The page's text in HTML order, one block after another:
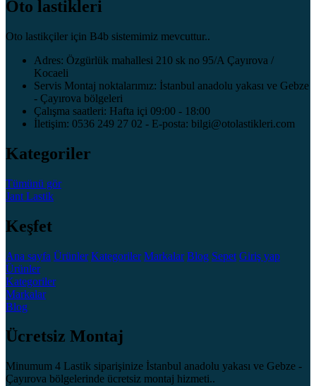
Oto lastikleri
Oto lastikçiler için B4b sistemimiz mevcuttur..
Adres: Özgürlük mahallesi 210 sk no 95/A Çayırova /
Kocaeli
Servis Montaj noktalarımız: İstanbul anadolu yakası ve Gebze
- Çayırova bölgeleri
Çalışma saatleri: Hafta içi 09:00 - 18:00
İletişim: 0536 249 27 02 - E-posta: bilgi@otolastikleri.com
Kategoriler
Tümünü gör
Jant Lastik
Keşfet
Ana sayfa Ürünler Kategoriler Markalar Blog Sepet Giriş yap
Ürünler
Kategoriler
Markalar
Blog
Ücretsiz Montaj
Minumum 4 Lastik siparişinize İstanbul anadolu yakası ve Gebze -
Çayırova bölgelerinde ücretsiz montaj hizmeti..